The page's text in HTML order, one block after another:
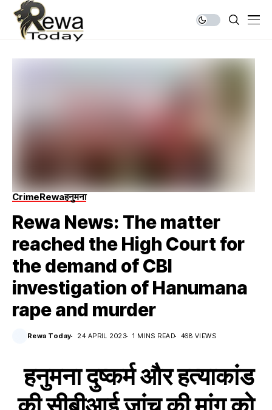
CrimeRewaहनुमना
Rewa News: The matter
reached the High Court for
the demand of CBI
investigation of Hanumana
rape and murder
Rewa Today 24 APRIL 2023 1 MINS READ 468 VIEWS
हनुमना दुष्कर्म और हत्याकांड